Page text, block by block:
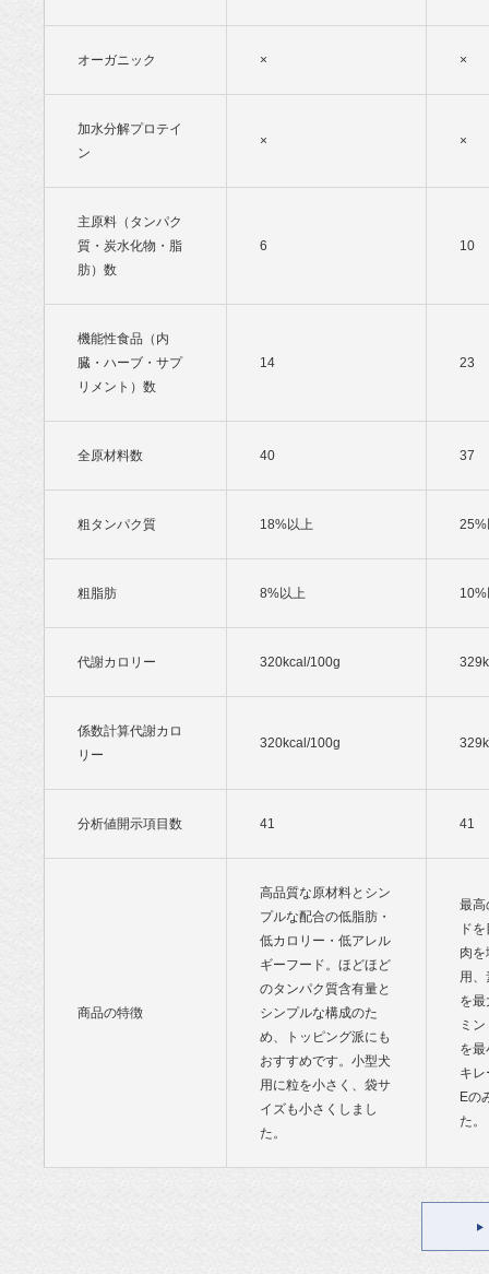
オーガニック × ×
加水分解プロテイ
ン
× ×
主原料（タンパク
質・炭水化物・脂
肪）数
6 10
機能性食品（内
臓・ハーブ・サプ
リメント）数
14 23
全原材料数 40 37
粗タンパク質 18%以上 25%
粗脂肪 8%以上
代謝カロリー 320kcal/100g
係数計算代謝カロ
リー
320kcal/100g
分析値開示項目数 41 41
商品の特徴
高品質な原材料とシン
プルな配合の低脂肪・
低カロリー・低アレル
ギーフード。ほどほど
のタンパク質含有量と
シンプルな構成のた
め、トッピング派にも
おすすめです。小型犬
用に粒を小さく、袋サ
イズも小さくしまし
た。
最高
ド
肉
用
を
ミ
を
キ
Eの
た。